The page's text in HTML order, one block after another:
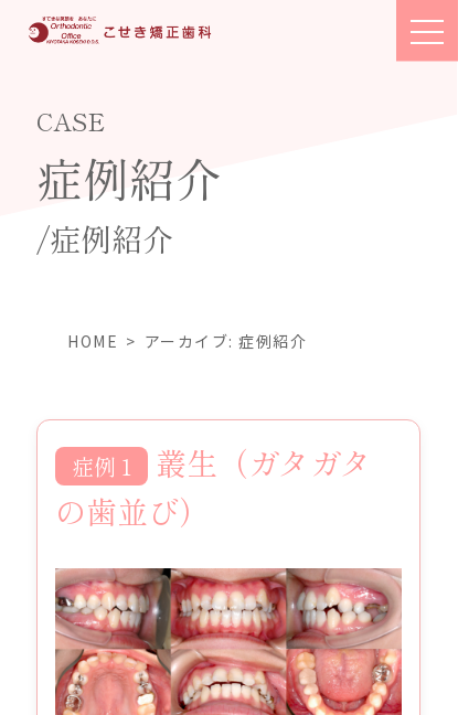
toggle
CASE
症例紹介
/症例紹介
HOME アーカイブ:症例紹介
症例
叢生（ガタガタ
の歯並び）